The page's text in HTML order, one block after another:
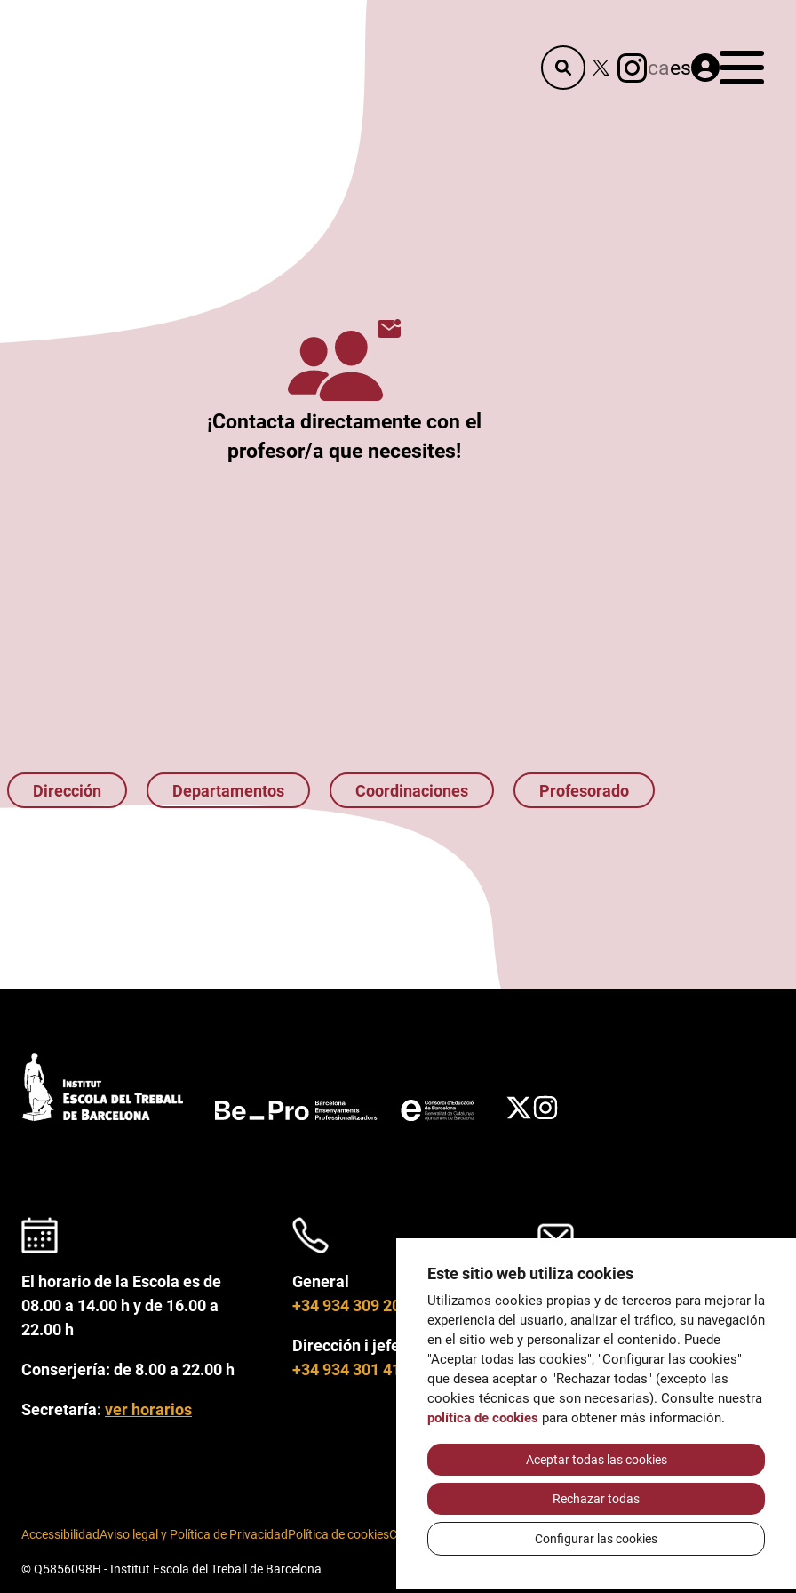
caes Menú
¡Contacta directamente con el
profesor/a que necesites!
Dirección Departamentos Coordinaciones Profesorado
El horario de la Escola es de
08.00 a 14.00 h y de 16.00 a
22.00 h
Conserjería: de 8.00 a 22.00 h
Secretaría: ver horarios
General
+34 934 309 200
Dirección i jefes de estudio
+34 934 301 415
General
correu@escoladeltreball.org
Información
informacio@escoladeltreball.o
rg
AccessibilidadAviso legal y Política de PrivacidadPolítica de cookiesCréditos
© Q5856098H - Institut Escola del Treball de Barcelona
Este sitio web utiliza cookies
Utilizamos cookies propias y de terceros para mejorar la
experiencia del usuario, analizar el tráfico, su navegación
en el sitio web y personalizar el contenido. Puede
"Aceptar todas las cookies", "Configurar las cookies"
que desea aceptar o "Rechazar todas" (excepto las
cookies técnicas que son necesarias). Consulte nuestra
política de cookies para obtener más información.
Aceptar todas las cookies
Rechazar todas
Configurar las cookies